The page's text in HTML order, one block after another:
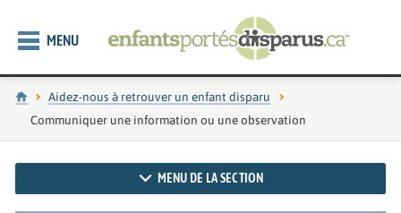
MENU
Accueil
Aidez-nous à retrouver un enfant disparu
Page actuelle :
Communiquer une information ou une observation
MENU DE LA SECTION